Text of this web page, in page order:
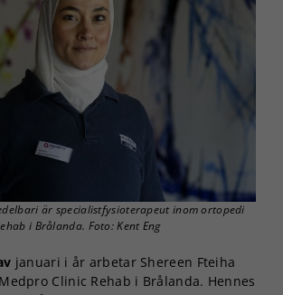
är specialistfysioterapeut inom ortopedi
i Brålanda. Foto: Kent Eng
januari i år arbetar Shereen Fteiha
Clinic Rehab i Brålanda. Hennes